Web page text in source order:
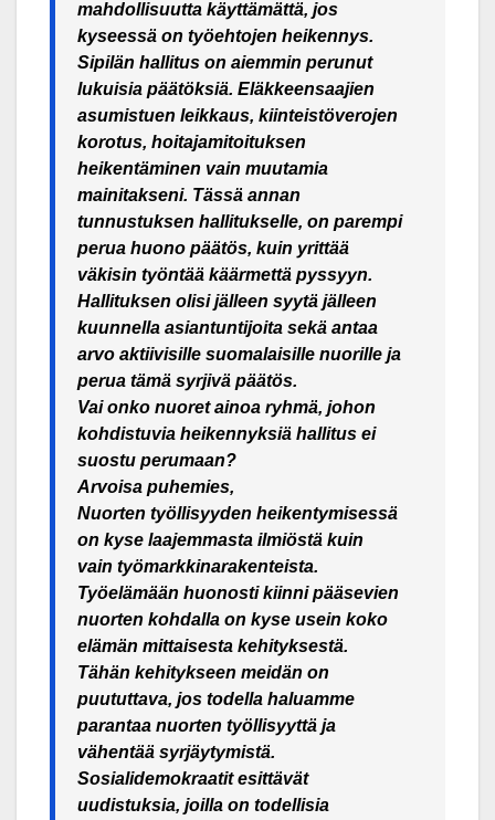
mahdollisuutta käyttämättä, jos
kyseessä on työehtojen heikennys.
Sipilän hallitus on aiemmin perunut
lukuisia päätöksiä. Eläkkeensaajien
asumistuen leikkaus, kiinteistöverojen
korotus, hoitajamitoituksen
heikentäminen vain muutamia
mainitakseni. Tässä annan
tunnustuksen hallitukselle, on parempi
perua huono päätös, kuin yrittää
väkisin työntää käärmettä pyssyyn.
Hallituksen olisi jälleen syytä jälleen
kuunnella asiantuntijoita sekä antaa
arvo aktiivisille suomalaisille nuorille ja
perua tämä syrjivä päätös.
Vai onko nuoret ainoa ryhmä, johon
kohdistuvia heikennyksiä hallitus ei
suostu perumaan?
Arvoisa puhemies,
Nuorten työllisyyden heikentymisessä
on kyse laajemmasta ilmiöstä kuin
vain työmarkkinarakenteista.
Työelämään huonosti kiinni pääsevien
nuorten kohdalla on kyse usein koko
elämän mittaisesta kehityksestä.
Tähän kehitykseen meidän on
puututtava, jos todella haluamme
parantaa nuorten työllisyyttä ja
vähentää syrjäytymistä.
Sosialidemokraatit esittävät
uudistuksia, joilla on todellisia